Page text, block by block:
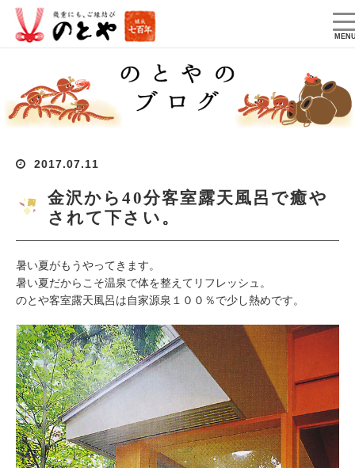
2017.07.11
金沢から40分客室露天風呂で癒や
されて下さい。
暑い夏がもうやってきます。
暑い夏だからこそ温泉で体を整えてリフレッシュ。
のとや客室露天風呂は自家源泉１００％で少し熱めです。